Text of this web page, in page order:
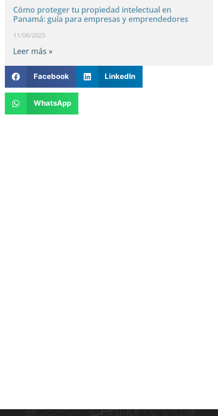
Cómo proteger tu propiedad intelectual en
Panamá: guía para empresas y emprendedores
11/06/2025
Leer más »
Facebook LinkedIn
WhatsApp